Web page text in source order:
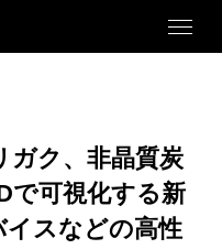
ガク、非晶質炭
で可視化する新
イスなどの高性